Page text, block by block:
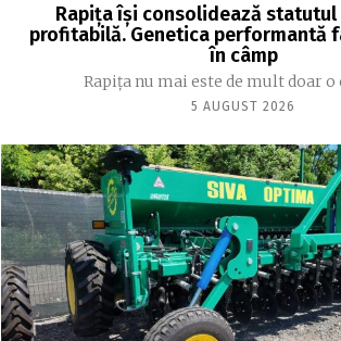
Rapița își consolidează
profitabilă. Genetica performantă
în câmp
Rapița nu mai este de mult doar o
5 AUGUST 2026